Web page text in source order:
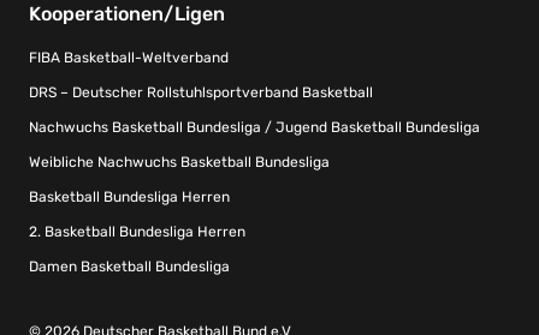
Kooperationen/Ligen
FIBA Basketball-Weltverband
DRS – Deutscher Rollstuhlsportverband Basketball
Nachwuchs Basketball Bundesliga / Jugend Basketball Bundesliga
Weibliche Nachwuchs Basketball Bundesliga
Basketball Bundesliga Herren
2. Basketball Bundesliga Herren
Damen Basketball Bundesliga